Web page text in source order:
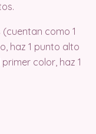
(cuentan como 1
haz 1 punto alto
color, haz 1